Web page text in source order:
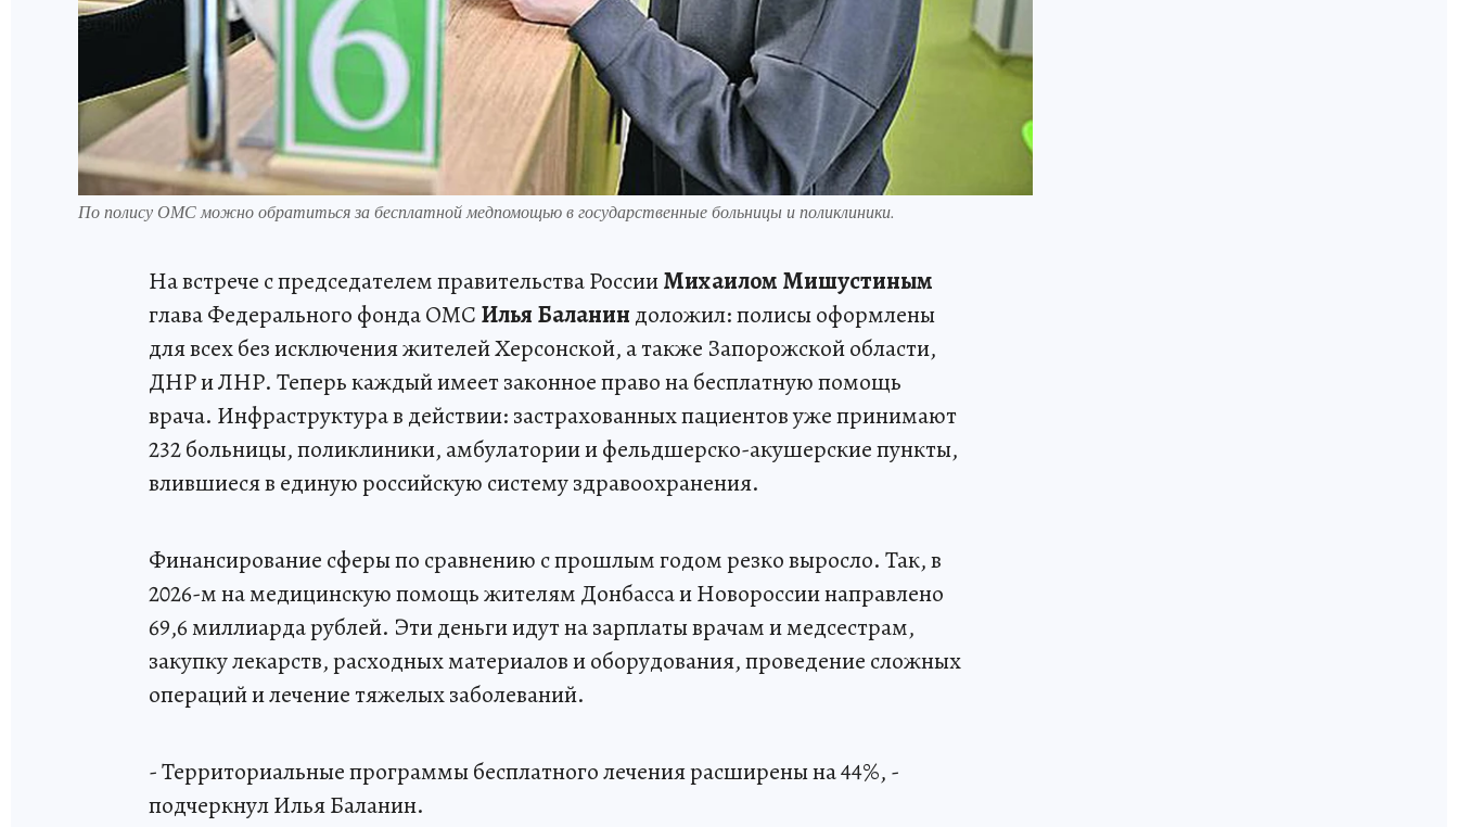
По полису ОМС можно обратиться за бесплатной медпомощью в государственные больницы и поликлиники.
На встрече с председателем правительства РоссииМихаилом Мишустиным
глава Федерального фонда ОМС Илья Баланин доложил: полисы оформлены
для всех без исключения жителей Херсонской, а также Запорожской области,
ДНР и ЛНР. Теперь каждый имеет законное право на бесплатную помощь
врача. Инфраструктура в действии: застрахованных пациентов уже принимают
232 больницы, поликлиники, амбулатории и фельдшерско-акушерские пункты,
влившиеся в единую российскую систему здравоохранения.
Финансирование сферы по сравнению с прошлым годом резко выросло. Так, в
2026-м на медицинскую помощь жителям Донбасса и Новороссии направлено
69,6 миллиарда рублей. Эти деньги идут на зарплаты врачам и медсестрам,
закупку лекарств, расходных материалов и оборудования, проведение сложных
операций и лечение тяжелых заболеваний.
- Территориальные программы бесплатного лечения расширены на 44%, -
подчеркнул Илья Баланин.